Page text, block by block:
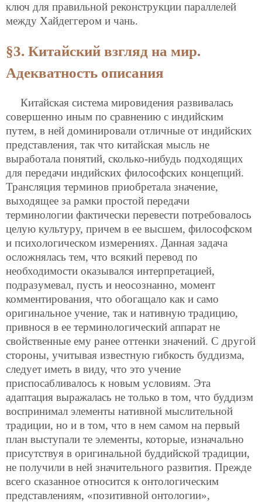
ключ для правильной реконструкции параллелей
между Хайдеггером и чань.
§3. Китайский взгляд на мир.
Адекватность описания
Китайская система мировидения развивалась
совершенно иным по сравнению с индийским
путем, в ней доминировали отличные от индийских
представления, так что китайская мысль не
выработала понятий, сколько-нибудь подходящих
для передачи индийских философских концепций.
Трансляция терминов приобретала значение,
выходящее за рамки простой передачи
терминологии фактически перевести потребовалось
целую культуру, причем в ее высшем, философском
и психологическом измерениях. Данная задача
осложнялась тем, что всякий перевод по
необходимости оказывался интерпретацией,
подразумевал, пусть и неосознанно, момент
комментирования, что обогащало как и само
оригинальное учение, так и нативную традицию,
привнося в ее терминологический аппарат не
свойственные ему ранее оттенки значений. С другой
стороны, учитывая известную гибкость буддизма,
следует иметь в виду, что это учение
приспосабливалось к новым условиям. Эта
адаптация выражалась не только в том, что буддизм
воспринимал элементы нативной мыслительной
традиции, но и в том, что в нем самом на первый
план выступали те элементы, которые, изначально
присутствуя в оригинальной буддийской традиции,
не получили в ней значительного развития. Прежде
всего сказанное относится к онтологическим
представлениям, «позитивной онтологии»,